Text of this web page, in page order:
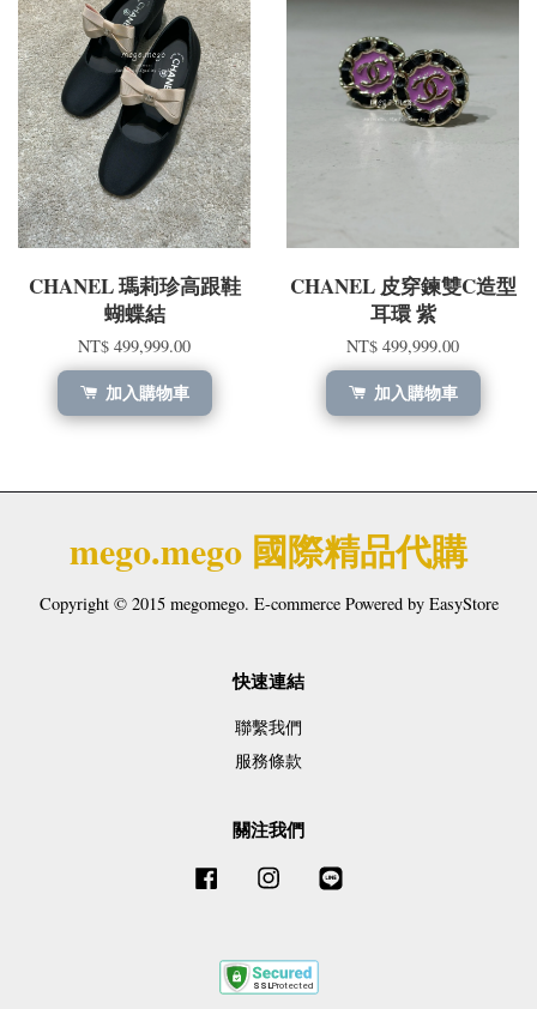
CHANEL 瑪莉珍高跟鞋
蝴蝶結
NT$ 499,999.00
加入購物車
CHANEL 皮穿鍊雙C造型
耳環 紫
NT$ 499,999.00
加入購物車
mego.mego 國際精品代購
Copyright © 2015 megomego. E-commerce Powered by EasyStore
快速連結
聯繫我們
服務條款
關注我們
Facebook Instagram